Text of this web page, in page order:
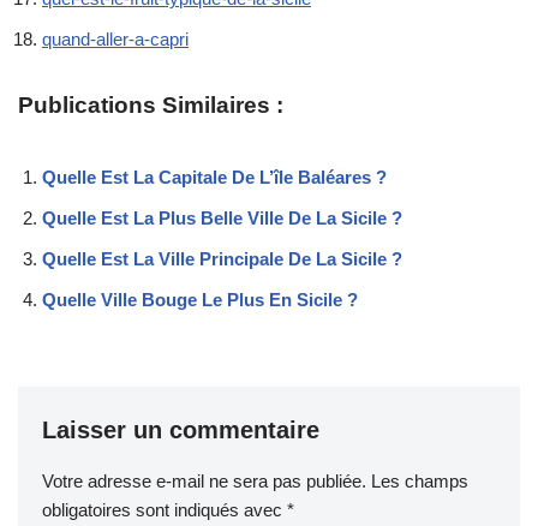
quand-aller-a-capri
Publications Similaires :
Quelle Est La Capitale De L’île Baléares ?
Quelle Est La Plus Belle Ville De La Sicile ?
Quelle Est La Ville Principale De La Sicile ?
Quelle Ville Bouge Le Plus En Sicile ?
Laisser un commentaire
Votre adresse e-mail ne sera pas publiée. Les champs
obligatoires sont indiqués avec *